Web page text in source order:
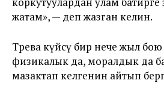
жатам», — деп жазган келин.
Төрөева күйөөсү бир нече жыл
физикалык да, моралдык да
мазактап келгенин айтып